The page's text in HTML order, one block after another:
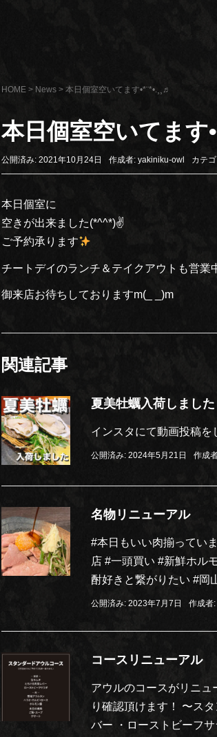
HOME> News> 本日個室空いてます•*¨*•.¸¸♬︎
本日個室空いてます
公開済み: 2021年10月24日 作成者: yakiniku-owl カテ
本日個室に
空きが出来ました(*^^*)✌️
ご予約承ります
チートデイのランチ＆テイクアウトも営業
御来店お待ちしておりますm(_ _)m
関連記事
夏美牡蠣入荷しました
インスタにて動画投稿を
公開済み: 2024年5月21日 作成
名物リニューアル
#本日もいい肉揃ってい
店 #一頭買い #新鮮ホル
酎好きと繋がりたい #岡
公開済み: 2023年7月7日 作成者:
コースリニューアル
アウルのコースがリニュ
り確認頂けます！ 〜ス
バー ・ローストビーフ